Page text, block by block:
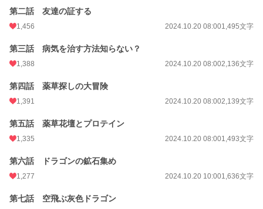
月間ポイント
年間ポイント 38,037 pt (12,819 位)
累計ポイント
第二話 友達の証する
1,456 2024.10.20 08:001,495文字
第三話 病気を治す方法知らない？
1,388 2024.10.20 08:002,136文字
第四話 薬草探しの大冒険
1,391 2024.10.20 08:002,139文字
第五話 薬草花壇とプロテイン
1,335 2024.10.20 08:001,493文字
第六話 ドラゴンの鉱石集め
1,277 2024.10.20 10:001,636文字
第七話 空飛ぶ灰色ドラゴン